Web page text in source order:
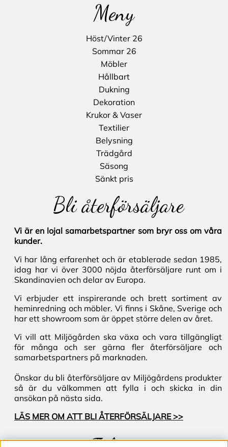
Meny
Höst/Vinter 26
Sommar 26
Möbler
Hållbart
Dukning
Dekoration
Krukor & Vaser
Textilier
Belysning
Trädgård
Säsong
Sänkt pris
Bli återförsäljare
Vi är en lojal samarbetspartner som bryr oss om våra
kunder.
Vi har lång erfarenhet och är etablerade sedan 1985,
idag har vi över 3000 nöjda återförsäljare runt om i
Skandinavien och delar av Europa.
Vi erbjuder ett inspirerande och brett sortiment av
heminredning och möbler. Vi finns i Skåne, Sverige och
har ett showroom som är öppet större delen av året.
Vi vill att Miljögården ska växa och vara tillgängligt
för många och ser gärna fler återförsäljare och
samarbetspartners på marknaden.
Önskar du bli återförsäljare av Miljögårdens produkter
så är du välkommen att fylla i och skicka in din
ansökan på nästa sida.
LÄS MER OM ATT BLI ÅTERFÖRSÄLJARE >>